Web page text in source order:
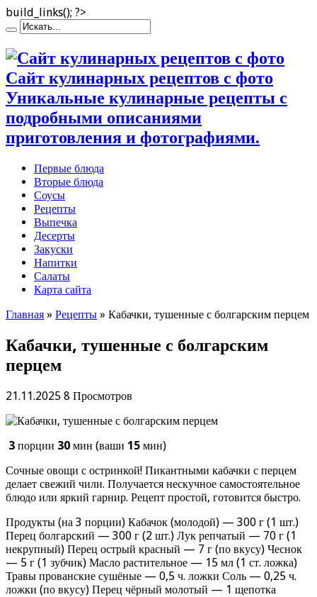
build_links(); ?>
Сайт кулинарных рецептов с фото
Уникальные кулинарные рецепты с
подробными описаниями
приготовления и фотографиями.
Первые блюда
Вторые блюда
Соусы
Рецепты
Выпечка
Десерты
Закуски
Напитки
Салаты
Карта сайта
Главная » Рецепты » Кабачки, тушенные с болгарским перцем
Кабачки, тушенные с болгарским
перцем
21.11.2025 8 Просмотров
3 порции 30 мин (ваши 15 мин)
Сочные овощи с остринкой! Пикантными кабачки с перцем
делает свежий чили. Получается нескучное самостоятельное
блюдо или яркий гарнир. Рецепт простой, готовится быстро.
Продукты (на 3 порции) Кабачок (молодой) — 300 г (1 шт.)
Перец болгарский — 300 г (2 шт.) Лук репчатый — 70 г (1
некрупный) Перец острый красный — 7 г (по вкусу) Чеснок
— 5 г (1 зубчик) Масло растительное — 15 мл (1 ст. ложка)
Травы прованские сушёные — 0,5 ч. ложки Соль — 0,25 ч.
ложки (по вкусу) Перец чёрный молотый — 1 щепотка